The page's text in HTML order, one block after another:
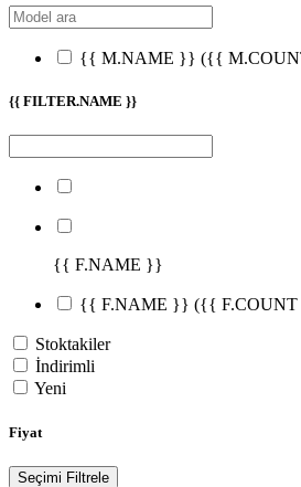
{{ M.NAME }} ({{
{{ FILTER.NAME }}
{{ F.NAME }}
{{ F.NAME }} ({{
Stoktakiler
İndirimli
Yeni
Fiyat
Seçimi Filtrele